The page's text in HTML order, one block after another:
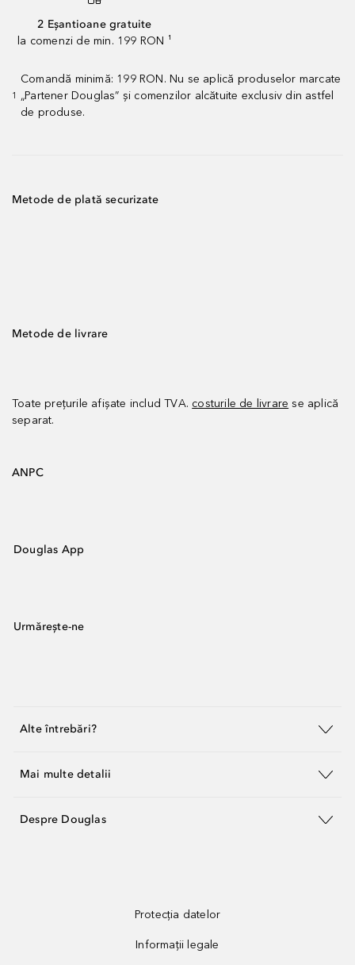
2 Eșantioane gratuite
la comenzi de min. 199 RON ¹
1
Comandă minimă: 199 RON. Nu se aplică produselor marcate
„Partener Douglas” și comenzilor alcătuite exclusiv din astfel
de produse.
Metode de plată securizate
Metode de livrare
Toate prețurile afișate includ TVA. costurile de livrare se aplică
separat.
ANPC
Douglas App
Urmărește-ne
Alte întrebări?
Mai multe detalii
Despre Douglas
Protecția datelor
Informații legale